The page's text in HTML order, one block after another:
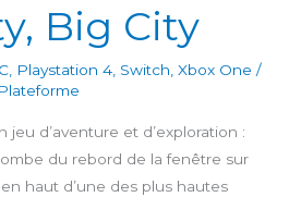
Big City
Playstation 4 Switch Xbox One /
Plateforme
jeu d’aventure et d’exploration :
du rebord de la fenêtre sur
haut d’une des plus hautes